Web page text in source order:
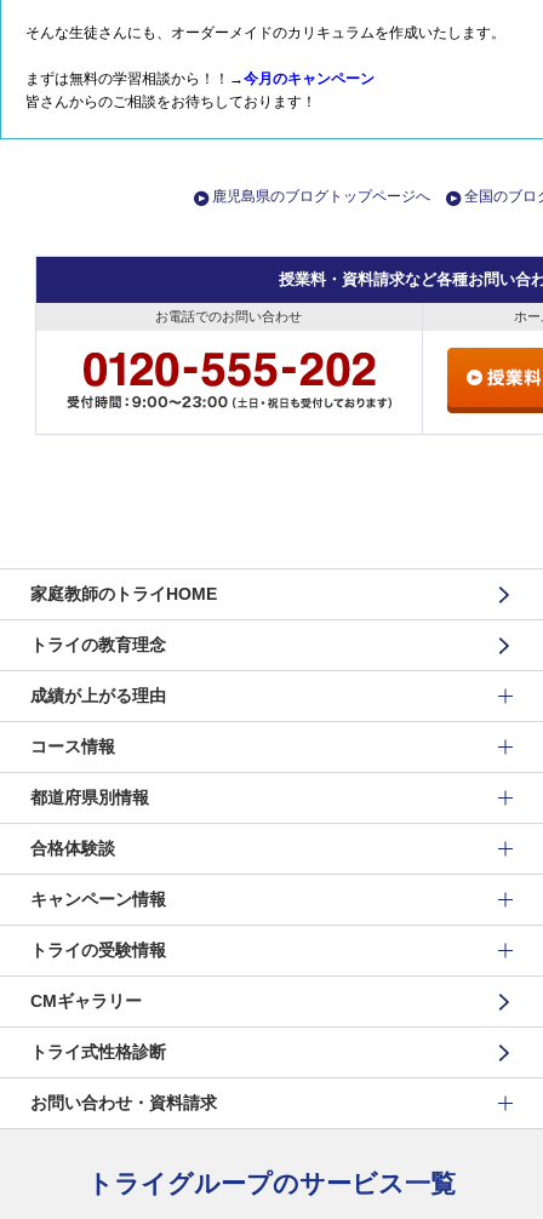
そんな生徒さんにも、オーダーメイドのカリキュラムを作成いたします。
まずは無料の学習相談から！！→今月のキャンペーン
皆さんからのご相談をお待ちしております！
鹿児島県のブログトップページへ 全国のブロ
授業料・資料請求など各種お問い合
お電話でのお問い合わせ ホ
家庭教師のトライHOME
トライの教育理念
成績が上がる理由
コース情報
都道府県別情報
合格体験談
キャンペーン情報
トライの受験情報
CMギャラリー
トライ式性格診断
お問い合わせ・資料請求
トライグループのサービス一覧